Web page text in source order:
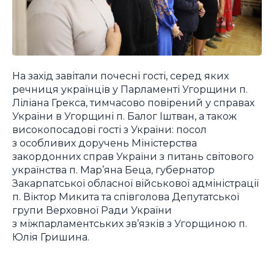
На захід завітали почесні гості, серед яких
речниця українців у Парламенті Угорщини п.
Ліліана Грекса, тимчасово повірений у справах
України в Угорщині п. Балог Іштван, а також
високопосадові гості з України: посол
з особливих доручень Міністерства
закордонних справ України з питань світового
українства п. Мар’яна Беца, губернатор
Закарпатської обласної військової адміністрації
п. Віктор Микита та співголова Депутатської
групи Верховної Ради України
з міжпарламентських зв’язків з Угорщиною п.
Юлія Гришина.